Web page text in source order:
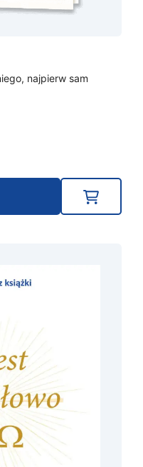
najpierw sam